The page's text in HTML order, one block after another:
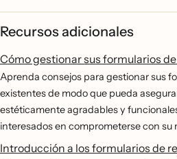
Recursos adicionales
Cómo gestionar sus formularios
Aprenda consejos para gestionar sus
existentes de modo que pueda
estéticamente agradables y
interesados en comprometerse con su
Introducción a los formularios de